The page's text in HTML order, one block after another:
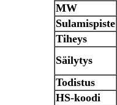
MW
Sulamispiste
Tiheys
Säilytys
Todistus
HS-koodi